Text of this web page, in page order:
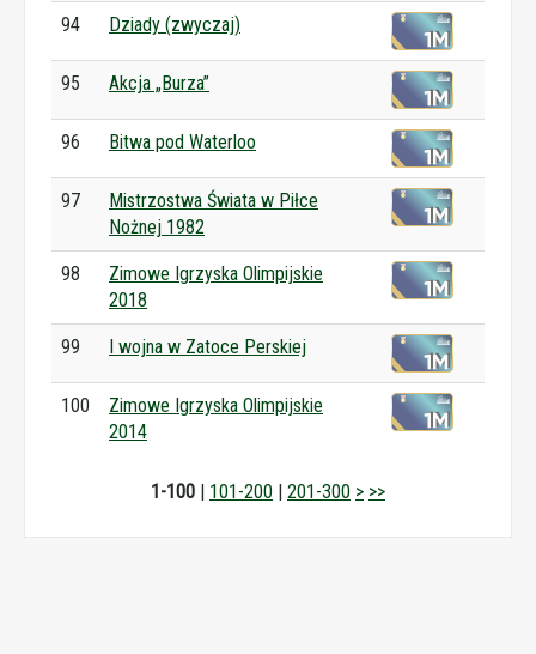
94 Dziady (zwyczaj)
95 Akcja „Burza”
96 Bitwa pod Waterloo
97
Mistrzostwa Świata w Piłce
Nożnej 1982
98
Zimowe Igrzyska Olimpijskie
2018
99 I wojna w Zatoce Perskiej
100
Zimowe Igrzyska Olimpijskie
2014
1-100 | 101-200 | 201-300 > >>